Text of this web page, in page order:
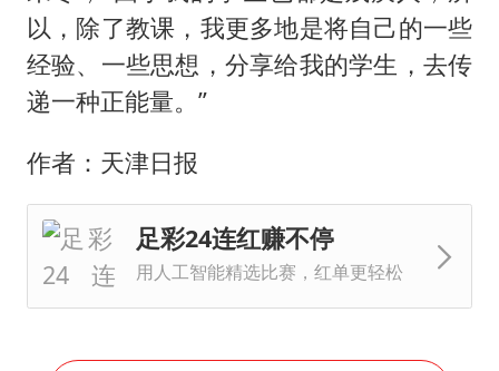
以，除了教课，我更多地是将自己的一些
经验、一些思想，分享给我的学生，去传
递一种正能量。”
作者：天津日报
足彩24连红赚不停
用人工智能精选比赛，红单更轻松